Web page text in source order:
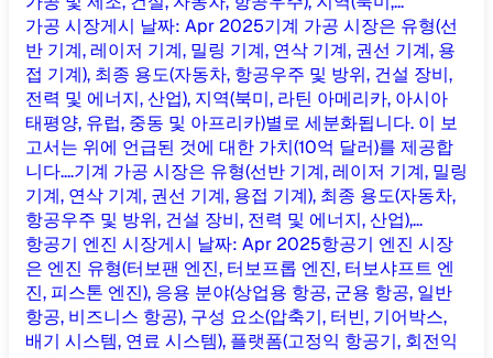
가공 시장게시 날짜: Apr 2025기계 가공 시장은 유형(선
반 기계, 레이저 기계, 밀링 기계, 연삭 기계, 권선 기계, 용
접 기계), 최종 용도(자동차, 항공우주 및 방위, 건설 장비,
전력 및 에너지, 산업), 지역(북미, 라틴 아메리카, 아시아
태평양, 유럽, 중동 및 아프리카)별로 세분화됩니다. 이 보
고서는 위에 언급된 것에 대한 가치(10억 달러)를 제공합
니다....기계 가공 시장은 유형(선반 기계, 레이저 기계, 밀링
기계, 연삭 기계, 권선 기계, 용접 기계), 최종 용도(자동차,
항공우주 및 방위, 건설 장비, 전력 및 에너지, 산업),...
항공기 엔진 시장게시 날짜: Apr 2025항공기 엔진 시장
은 엔진 유형(터보팬 엔진, 터보프롭 엔진, 터보샤프트 엔
진, 피스톤 엔진), 응용 분야(상업용 항공, 군용 항공, 일반
항공, 비즈니스 항공), 구성 요소(압축기, 터빈, 기어박스,
배기 시스템, 연료 시스템), 플랫폼(고정익 항공기, 회전익